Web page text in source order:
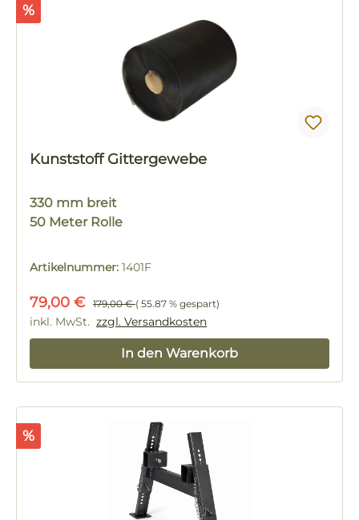
Rabatt
%
Kunststoff Gittergewebe
330 mm breit
50 Meter Rolle
Artikelnummer: 1401F
Verkaufspreis:
79,00 € Regulärer Preis:
179,00 €( 55.87 % gespart)
inkl. MwSt. zzgl. Versandkosten
In den Warenkorb
Rabatt
%